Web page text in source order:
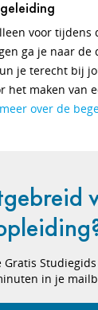
voor tijdens
ga je naar de
je terecht bij
het maken van
over de
in je